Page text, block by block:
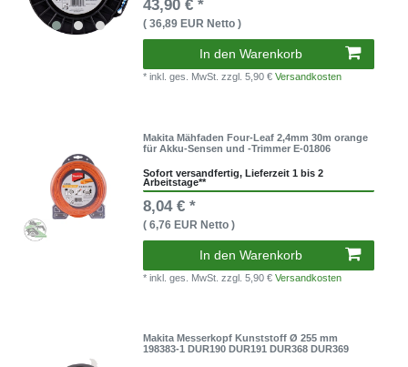
43,90 € *
( 36,89 EUR Netto )
In den Warenkorb
* inkl. ges. MwSt.zzgl. 5,90 €Versandkosten
Makita Mähfaden Four-Leaf 2,4mm 30m orange
für Akku-Sensen und -Trimmer E-01806
Sofort versandfertig, Lieferzeit 1 bis 2
Arbeitstage**
8,04 € *
( 6,76 EUR Netto )
In den Warenkorb
* inkl. ges. MwSt.zzgl. 5,90 €Versandkosten
Makita Messerkopf Kunststoff Ø 255 mm
198383-1 DUR190 DUR191 DUR368 DUR369